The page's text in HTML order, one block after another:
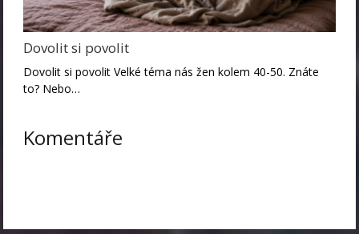
Dovolit si povolit
Dovolit si povolit Velké téma nás žen kolem 40-50. Znáte
to? Nebo…
Komentáře